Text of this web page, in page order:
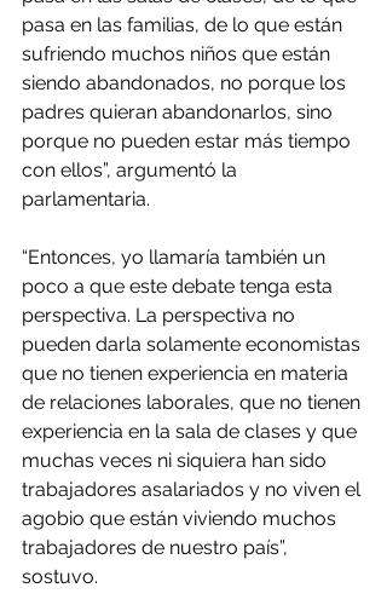
pasa en las familias, de lo que están
sufriendo muchos niños que están
siendo abandonados, no porque los
padres quieran abandonarlos, sino
porque no pueden estar más tiempo
con ellos”, argumentó la
parlamentaria.
“Entonces, yo llamaría también un
poco a que este debate tenga esta
perspectiva. La perspectiva no
pueden darla solamente economistas
que no tienen experiencia en materia
de relaciones laborales, que no tienen
experiencia en la sala de clases y que
muchas veces ni siquiera han sido
trabajadores asalariados y no viven el
agobio que están viviendo muchos
trabajadores de nuestro país”,
sostuvo.